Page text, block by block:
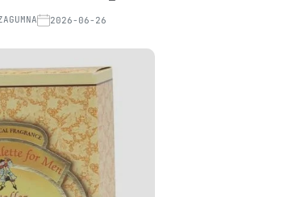
2026-06-26